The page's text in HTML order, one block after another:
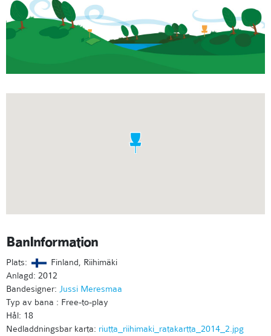
BanInformation
Plats:
Finland, Riihimäki
Anlagd: 2012
Bandesigner: Jussi Meresmaa
Typ av bana : Free-to-play
Hål: 18
Nedladdningsbar karta: riutta_riihimaki_ratakartta_2014_2.jpg